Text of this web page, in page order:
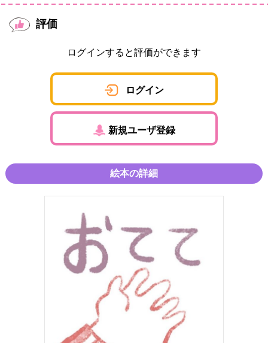
評価
ログインすると評価ができます
ログイン
新規ユーザ登録
絵本の詳細